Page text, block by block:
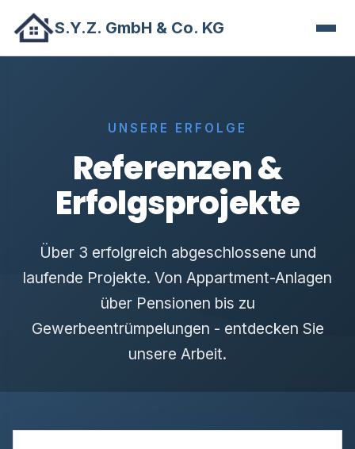
S.Y.Z. GmbH & Co. KG
UNSERE ERFOLGE
Referenzen &
Erfolgsprojekte
Über 3 erfolgreich abgeschlossene und
laufende Projekte. Von Appartment-Anlagen
über Pensionen bis zu
Gewerbeentrümpelungen - entdecken Sie
unsere Arbeit.